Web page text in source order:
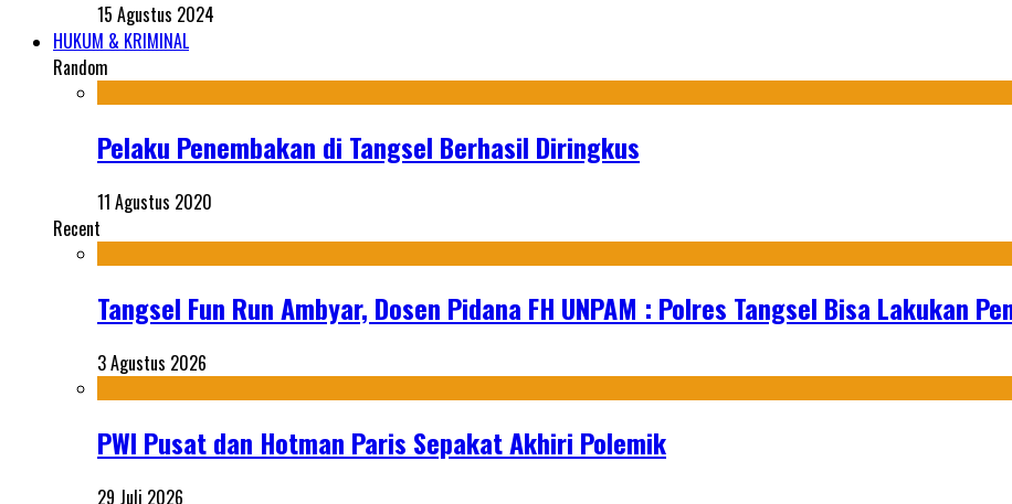
15 Agustus 2024
HUKUM & KRIMINAL
Random
Pelaku Penembakan di Tangsel Berhasil Diringkus
11 Agustus 2020
Recent
Tangsel Fun Run Ambyar, Dosen Pidana FH UNPAM : Polres Tangsel Bisa Lakukan
3 Agustus 2026
PWI Pusat dan Hotman Paris Sepakat Akhiri Polemik
29 Juli 2026